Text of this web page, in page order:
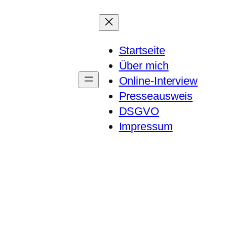
Startseite
Über mich
Online-Interview
Presseausweis
DSGVO
Impressum